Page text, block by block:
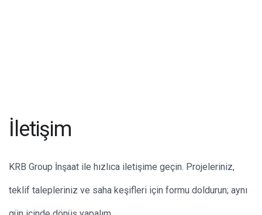
İletişim
KRB Group İnşaat ile hızlıca iletişime geçin. Projeleriniz,
teklif talepleriniz ve saha keşifleri için formu doldurun; aynı